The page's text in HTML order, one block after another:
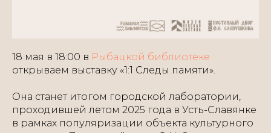
18 мая в 18:00 в Рыбацкой библиотеке
открываем выставку «1:1 Следы памяти».
Она станет итогом городской лаборатории,
проходившей летом 2025 года в Усть-Славянке
в рамках популяризации объекта культурного